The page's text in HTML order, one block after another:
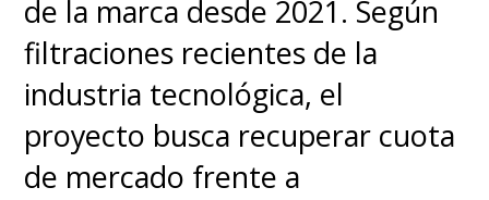
calles chilenas, y la razón es que
se han transformado en los
vehículos eléctricos más
vendidos del país, marcando un
hito en la transición hacia la
de la marca desde 2021. Según
filtraciones recientes de la
industria tecnológica, el
proyecto busca recuperar cuota
de mercado frente a